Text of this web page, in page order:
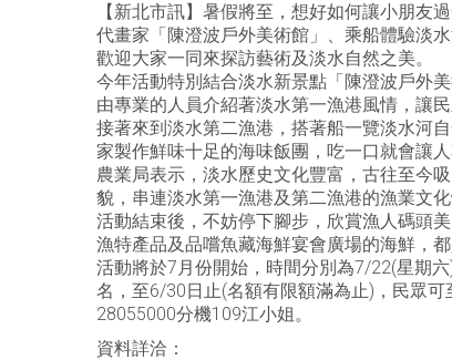
【新北市訊】暑假將至，想好如何讓小朋
代畫家「陳澄波戶外美術館」、乘船體驗淡
歡迎大家一同來探訪藝術及淡水自然之美。
今年活動特別結合淡水新景點「陳澄波戶外
由專業的人員介紹著淡水第一漁港風情，讓
接著來到淡水第二漁港，搭著船一覽淡水河
家製作鮮味十足的海味飯團，吃一口就會讓
農業局表示，淡水歷史文化豐富，古往至今
貌，串連淡水第一漁港及第二漁港的漁業文
活動結束後，不妨停下腳步，欣賞漁人碼頭
漁特產品及品嚐魚藏海鮮宴會廣場的海鮮，
活動將於7月份開始，時間分別為7/22(星期
名，至6/30日止(名額有限額滿為止)，民眾
28055000分機109江小姐。
資料詳洽：